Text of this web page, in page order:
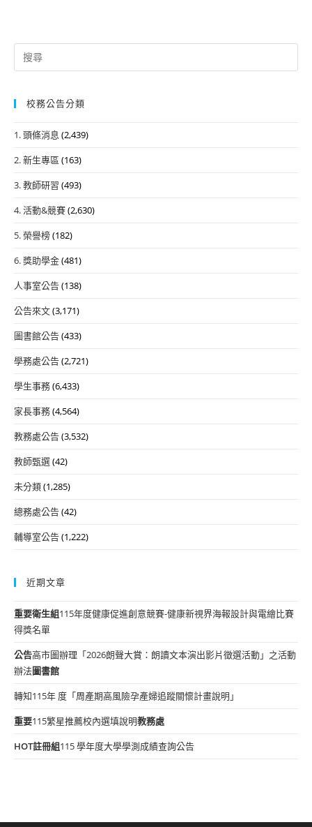
Search
for:
校務公告分類
1. 頭條消息 (2,439)
2. 新生專區 (163)
3. 教師研習 (493)
4. 活動&競賽(2,630)
5. 榮譽榜(182)
6. 獎助學金(481)
人事室公告(138)
公告來文(3,171)
圖書館公告(433)
學務處公告(2,721)
學生事務(6,433)
家長事務(4,564)
教務處公告(3,532)
教師甄選(42)
未分類(1,285)
總務處公告(42)
輔導室公告(1,222)
近期文章
重要衛生組115年度健康促進創意競賽-健康新視界海報設計與電繪比賽
得獎名單
公告高市圖辦理「2026朗聲大賞：朗讀文本演出影片徵選活動」之活動
辦法圖書館
轉知115年 度「周產期高風險孕產婦追蹤關懷計畫說明」
重要115繁星推薦校內選填說明教務處
HOT註冊組115 學年度大學學測成績查詢公告